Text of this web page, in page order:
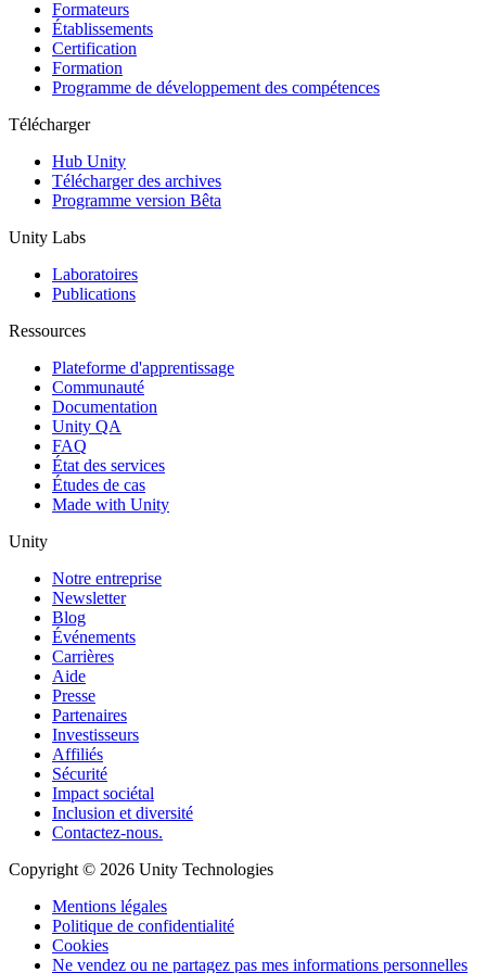
Jeux XR
Lancez des jeux XR sur plusieurs plateformes
Jeux multijoueur
Simplifiez le développement de jeux multijoueurs
Formateurs
Établissements
Certification
Formation
Programme de développement des compétences
Télécharger
Hub Unity
Télécharger des archives
Programme version Bêta
Unity Labs
Laboratoires
Publications
Ressources
Plateforme d'apprentissage
Communauté
Documentation
Unity QA
FAQ
État des services
Études de cas
Made with Unity
Unity
Notre entreprise
Newsletter
Blog
Événements
Carrières
Aide
Presse
Partenaires
Investisseurs
Affiliés
Sécurité
Impact sociétal
Inclusion et diversité
Contactez-nous.
Copyright © 2026 Unity Technologies
Mentions légales
Politique de confidentialité
Cookies
Ne vendez ou ne partagez pas mes informations personnelles